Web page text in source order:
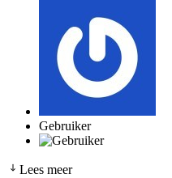
Gebruiker
Lees meer